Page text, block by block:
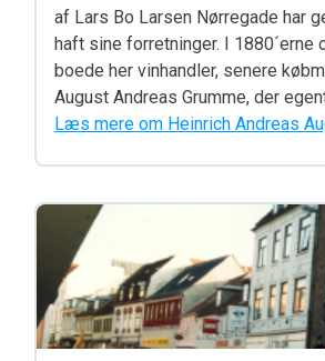
af Lars Bo Larsen Nørregade har
haft sine forretninger. I 1880´erne
boede her vinhandler, senere
August Andreas Grumme, der
Læs mere om Heinrich Andreas